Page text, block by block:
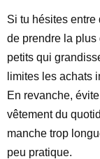
Si tu hésites
de prendre la plus
petits qui
limites les achats
En revanche,
vêtement du
manche trop
peu pratique.